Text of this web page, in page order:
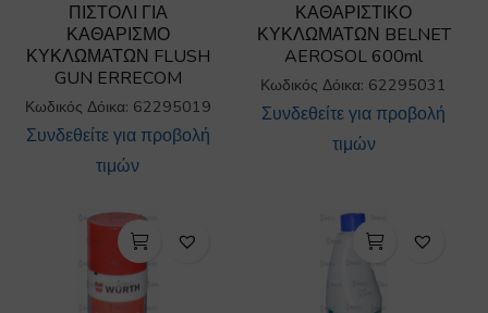
ΠΙΣΤΟΛΙ ΓΙΑ
ΚΑΘΑΡΙΣΜΟ
ΚΥΚΛΩΜΑΤΩΝ FLUSH
GUN ERRECOM
Κωδικός Δόικα: 62295019
Συνδεθείτε για προβολή
τιμών
ΚΑΘΑΡΙΣΤΙΚΟ
ΚΥΚΛΩΜΑΤΩΝ BELNET
AEROSOL 600ml
Κωδικός Δόικα: 62295031
Συνδεθείτε για προβολή
τιμών